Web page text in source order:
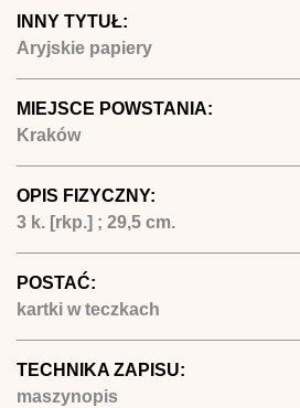
INNY TYTUŁ:
Aryjskie papiery
MIEJSCE POWSTANIA:
Kraków
OPIS FIZYCZNY:
3 k. [rkp.] ; 29,5 cm.
POSTAĆ:
kartki w teczkach
TECHNIKA ZAPISU:
maszynopis